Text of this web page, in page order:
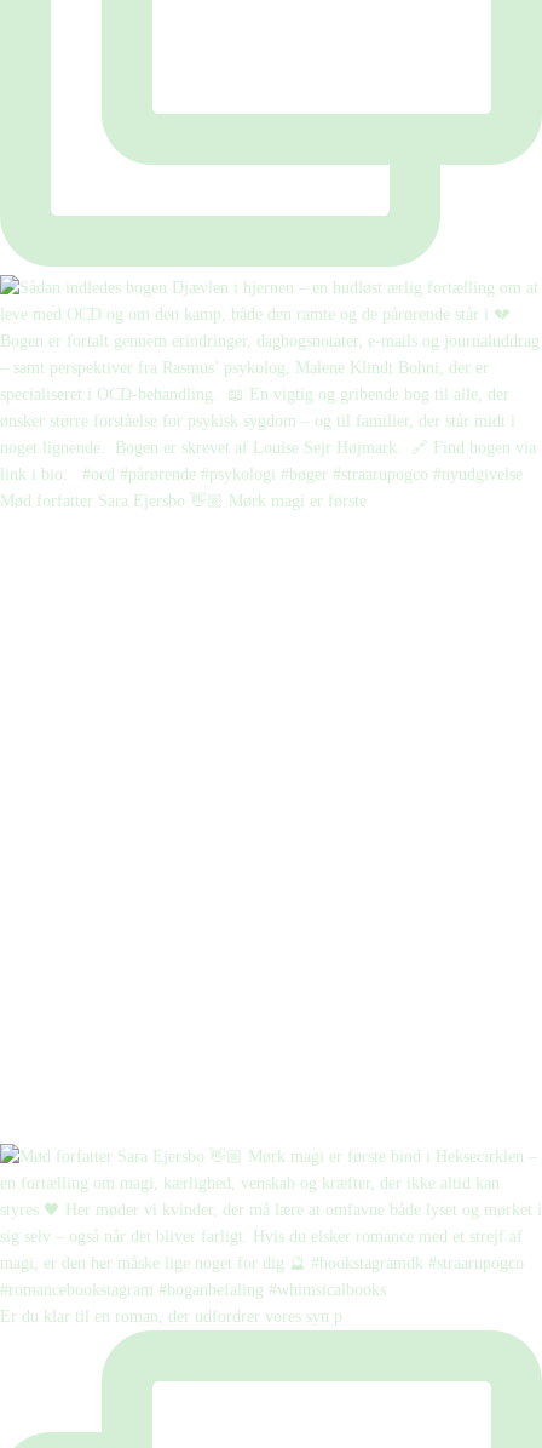
Mød forfatter Sara Ejersbo 👋🏼 Mørk magi er første
Er du klar til en roman, der udfordrer vores syn p